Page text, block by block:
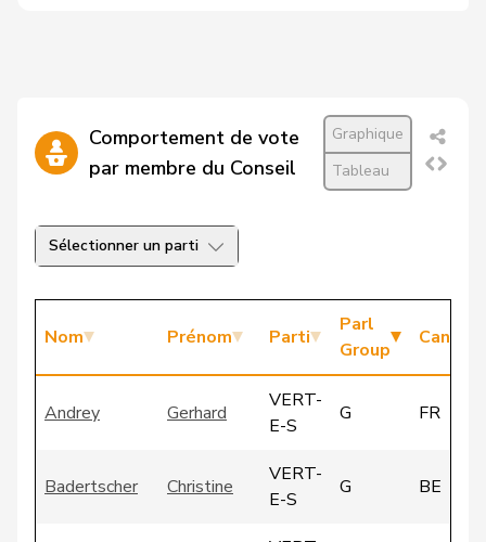
Comportement de vote
par membre du Conseil
Graphique
Tableau
Sélectionner un parti
Nom Prénom Parti
Parl
Group
Canton
Andrey Gerhard
VERT-
E-S
G FR
Badertscher Christine
VERT-
E-S
G BE